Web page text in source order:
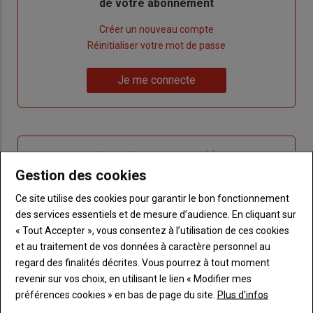
de votre abonnement
Créer un nouveau compte
de
Réinitialiser votre mot de passe
me
Je me connecte
Sous-
Vous n'êtes pas abonné(e)
TITRE CRÉEZ UN COMPTE
BodyChoisissez votre formule et créez votre
compte pour accéder à tout Terre de
Touraine.
Lien Créez un compte
Gestion des cookies
Ce site utilise des cookies pour garantir le bon fonctionnement
des services essentiels et de mesure d’audience. En cliquant sur
« Tout Accepter », vous consentez à l’utilisation de ces cookies
et au traitement de vos données à caractère personnel au
regard des finalités décrites. Vous pourrez à tout moment
revenir sur vos choix, en utilisant le lien « Modifier mes
préférences cookies » en bas de page du site. Plus d'infos